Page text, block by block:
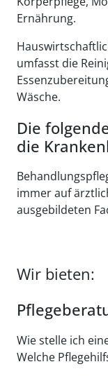
Ernährung.
umfasst die
Wäsche.
Die
die
immer auf
ausgebildeten
Wir bieten:
Wie stelle ich
Welche